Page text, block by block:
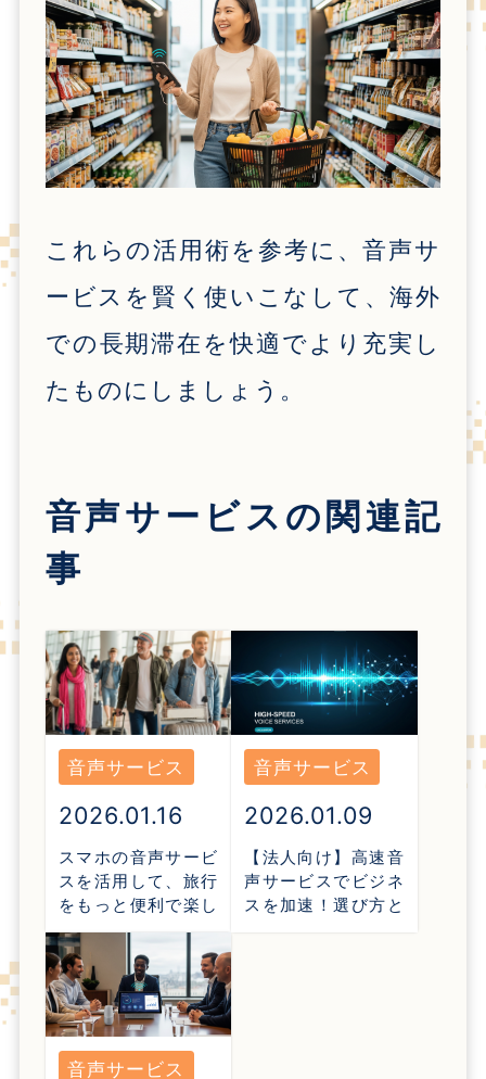
これらの活用術を参考に、音声サ
ービスを賢く使いこなして、海外
での長期滞在を快適でより充実し
たものにしましょう。
音声サービス の関連記
事
音声サービス
2026.01.16
スマホの音声サービ
スを活用して、旅行
をもっと便利で楽し
いものに！
音声サービス
2026.01.09
【法人向け】高速音
声サービスでビジネ
スを加速！選び方と
音声サービス